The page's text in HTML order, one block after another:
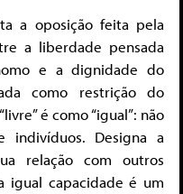
a oposição feita pela
a liberdade pensada
e a dignidade do
como restrição do
é como “igual”: não
indivíduos. Designa a
relação com outros
igual capacidade é um